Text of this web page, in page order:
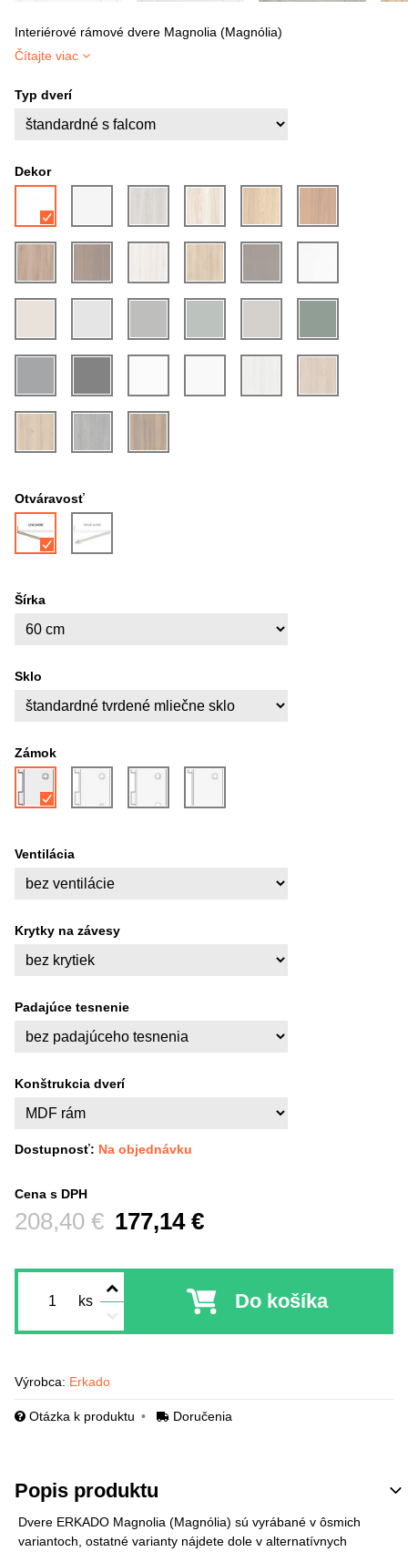
Interiérové rámové dvere Magnolia (Magnólia)
Čítajte viac
Typ dverí
Dekor
Otváravosť
Šírka
Sklo
Zámok
Ventilácia
Krytky na závesy
Padajúce tesnenie
Konštrukcia dverí
Dostupnosť: Na objednávku
Cena s DPH
177,14 €
Pred zľavou:
208,40 €
ks Do košíka
Výrobca: Erkado
Otázka k produktu Doručenia
Popis produktu
Dvere ERKADO Magnolia (Magnólia) sú vyrábané v ôsmich
variantoch, ostatné varianty nájdete dole v alternatívnych